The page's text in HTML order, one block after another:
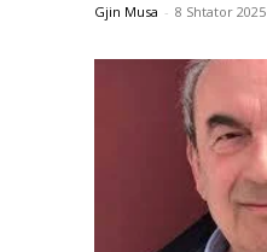
Gjin Musa - 8 Shtator 2025